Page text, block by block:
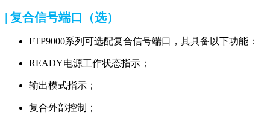
| 复合信号端口（选）
FTP9000系列可选配复合信号端口，其具备以下功能：
READY电源工作状态指示；
输出模式指示；
复合外部控制；